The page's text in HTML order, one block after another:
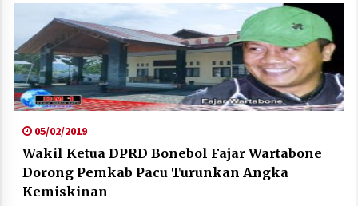
05/02/2019
Wakil Ketua DPRD Bonebol Fajar Wartabone
Dorong Pemkab Pacu Turunkan Angka
Kemiskinan